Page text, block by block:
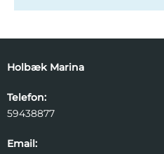
Holbæk Marina
Telefon:
59438877
Email: